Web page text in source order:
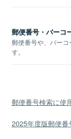
郵便番号・バーコ
郵便番号や、バー
す。
郵便番号検索に使
2025年度版郵便番